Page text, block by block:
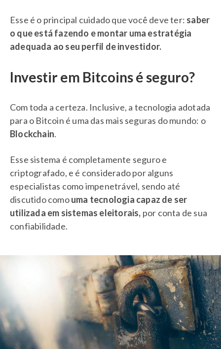
Esse é o principal cuidado que você deve ter: saber
o que está fazendo e montar uma estratégia
adequada ao seu perfil de investidor.
Investir em Bitcoins é seguro?
Com toda a certeza. Inclusive, a tecnologia adotada
para o Bitcoin é uma das mais seguras do mundo: o
Blockchain.
Esse sistema é completamente seguro e
criptografado, e é considerado por alguns
especialistas como impenetrável, sendo até
discutido comouma tecnologia capaz de ser
utilizada em sistemas eleitorais, por conta de sua
confiabilidade.